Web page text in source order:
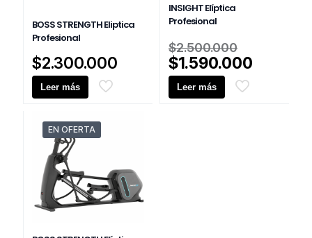
BOSS STRENGTH Eliptica
Profesional
$2.300.000
Leer más
INSIGHT Elíptica
Profesional
$2.500.000
precio
original
era:
$1.590.000
Leer más
EN OFERTA